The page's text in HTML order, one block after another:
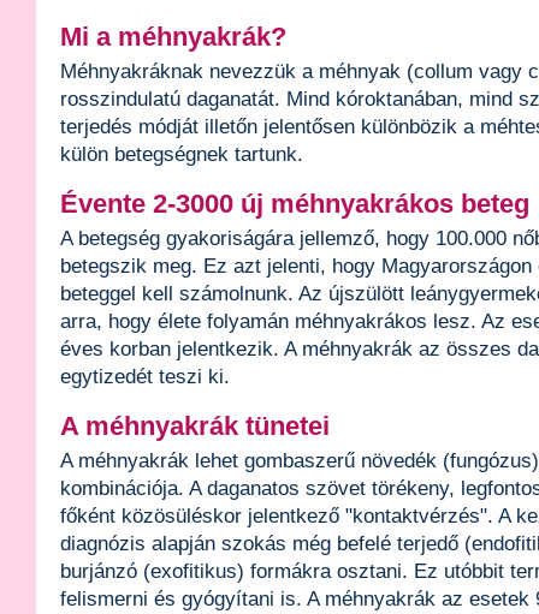
Mi a méhnyakrák?
Méhnyakráknak nevezzük a méhnyak (collum vagy
rosszindulatú daganatát. Mind kóroktanában, mind
terjedés módját illetőn jelentősen különbözik a
külön betegségnek tartunk.
Évente 2-3000 új méhnyakrákos beteg
A betegség gyakoriságára jellemző, hogy 100.000
betegszik meg. Ez azt jelenti, hogy Magyarországon
beteggel kell számolnunk. Az újszülött
arra, hogy élete folyamán méhnyakrákos lesz. Az
éves korban jelentkezik. A méhnyakrák az összes
egytizedét teszi ki.
A méhnyakrák tünetei
A méhnyakrák lehet gombaszerű növedék
kombinációja. A daganatos szövet törékeny,
főként közösüléskor jelentkező "kontaktvérzés". A
diagnózis alapján szokás még befelé terjedő
burjánzó (exofitikus) formákra osztani. Ez utóbbit
felismerni és gyógyítani is. A méhnyakrák az esetek